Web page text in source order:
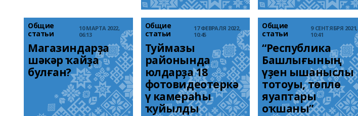
Общие
статьи
10 МАРТА 2022,
06:13
Магазиндарҙа
шәкәр ҡайҙа
булған?
Общие
статьи
17 ФЕВРАЛЯ 2022,
10:45
Туймазы
районында
юлдарҙа 18
фотовидеотеркә
ү камераһы
ҡуйылды
Общие
статьи
9 СЕНТЯБРЯ 2021,
10:41
“Республика
Башлығының
үҙен ышаныслы
тотоуы, төплө
яуаптары
оҡшаны”